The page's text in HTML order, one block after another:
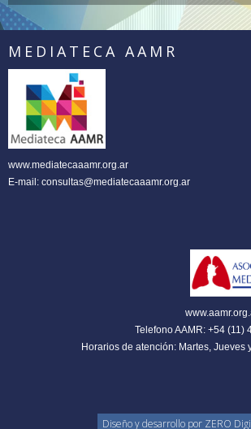
MEDIATECA AAMR
www.mediatecaaamr.org.ar
E-mail: consultas@mediatecaaamr.org.ar
Telefono AAMR: +54 (11)
Horarios de atención: Martes, Jueves
Diseño y desarrollo por ZERO